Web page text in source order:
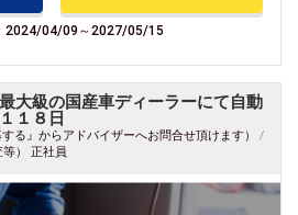
2024/04/09～2027/05/15
大級の国産車ディーラーにて自動
８日
る』からアドバイザーへお問合せ頂けます） /
） 正社員